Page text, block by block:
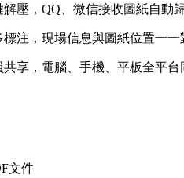
壓，QQ、微信接收圖紙自動
標注，現場信息與圖紙位置一一
共享，電腦、手機、平板全平台
文件